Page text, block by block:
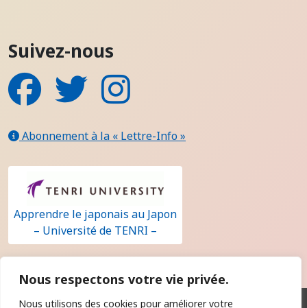
Nous respectons votre vie privée.
Nous utilisons des cookies pour améliorer votre
Suivez-nous
FacebookTwitter Instagram
Abonnement à la « Lettre-Info »
Apprendre le japonais au Japon
– Université de TENRI –